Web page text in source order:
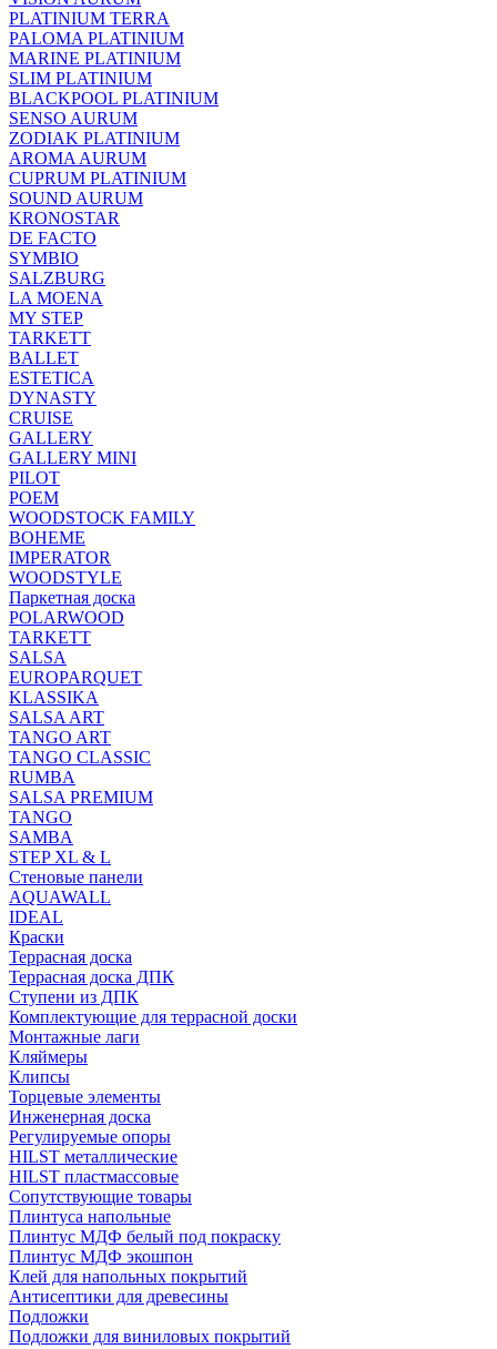
PLATINIUM TERRA
PALOMA PLATINIUM
MARINE PLATINIUM
SLIM PLATINIUM
BLACKPOOL PLATINIUM
SENSO AURUM
ZODIAK PLATINIUM
AROMA AURUM
CUPRUM PLATINIUM
SOUND AURUM
KRONOSTAR
DE FACTO
SYMBIO
SALZBURG
LA MOENA
MY STEP
TARKETT
BALLET
ESTETICA
DYNASTY
CRUISE
GALLERY
GALLERY MINI
PILOT
POEM
WOODSTOCK FAMILY
BOHEME
IMPERATOR
WOODSTYLE
Паркетная доска
POLARWOOD
TARKETT
SALSA
EUROPARQUET
KLASSIKA
SALSA ART
TANGO ART
TANGO CLASSIC
RUMBA
SALSA PREMIUM
TANGO
SAMBA
STEP XL & L
Стеновые панели
AQUAWALL
IDEAL
Краски
Террасная доска
Террасная доска ДПК
Ступени из ДПК
Комплектующие для террасной доски
Монтажные лаги
Кляймеры
Клипсы
Торцевые элементы
Инженерная доска
Регулируемые опоры
HILST металлические
HILST пластмассовые
Сопутствующие товары
Плинтуса напольные
Плинтус МДФ белый под покраску
Плинтус МДФ экошпон
Клей для напольных покрытий
Антисептики для древесины
Подложки
Подложки для виниловых покрытий